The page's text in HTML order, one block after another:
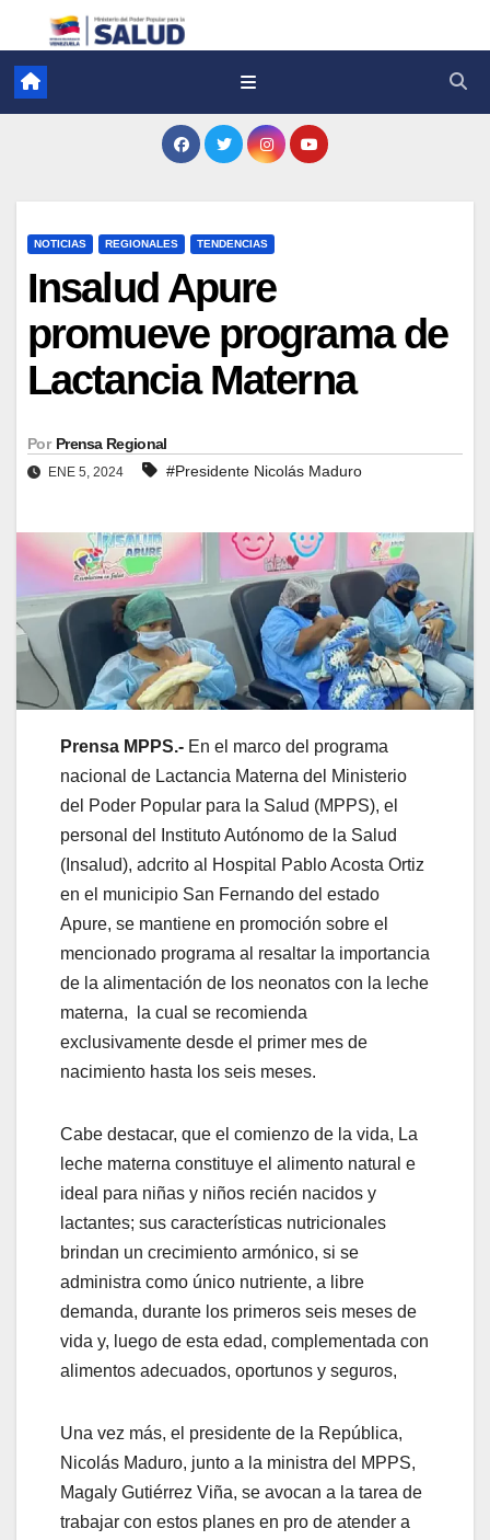
NOTICIAS REGIONALES TENDENCIAS
Insalud Apure
promueve programa de
Lactancia Materna
Por Prensa Regional
ENE 5, 2024 #Presidente Nicolás Maduro
Prensa MPPS.- En el marco del programa
nacional de Lactancia Materna del Ministerio
del Poder Popular para la Salud (MPPS), el
personal del Instituto Autónomo de la Salud
(Insalud), adcrito al Hospital Pablo Acosta Ortiz
en el municipio San Fernando del estado
Apure, se mantiene en promoción sobre el
mencionado programa al resaltar la importancia
de la alimentación de los neonatos con la leche
materna, la cual se recomienda
exclusivamente desde el primer mes de
nacimiento hasta los seis meses.
Cabe destacar, que el comienzo de la vida, La
leche materna constituye el alimento natural e
ideal para niñas y niños recién nacidos y
lactantes; sus características nutricionales
brindan un crecimiento armónico, si se
administra como único nutriente, a libre
demanda, durante los primeros seis meses de
vida y, luego de esta edad, complementada con
alimentos adecuados, oportunos y seguros,
Una vez más, el presidente de la República,
Nicolás Maduro, junto a la ministra del MPPS,
Magaly Gutiérrez Viña, se avocan a la tarea de
trabajar con estos planes en pro de atender a